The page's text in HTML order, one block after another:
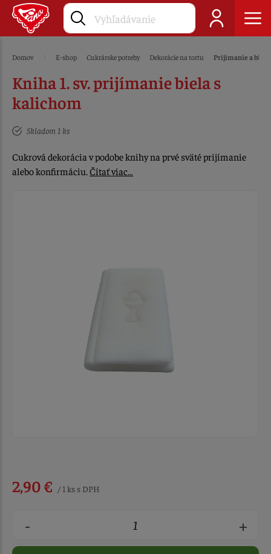
Domov E-shop Cukrárske potreby Dekorácie na tortu Prijímanie a
Kniha 1. sv. prijímanie biela s
kalichom
Skladom 1 ks
Cukrová dekorácia v podobe knihy na prvé sväté prijímanie
alebo konfirmáciu.Čítať viac…
2,90 € / 1 ks s DPH
- +